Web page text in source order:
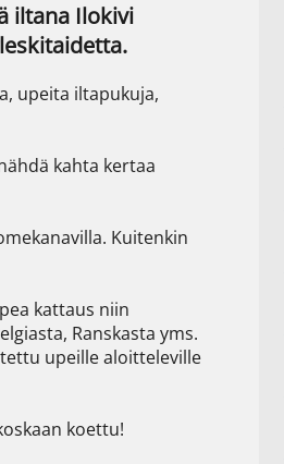
iltana Ilokivi
upeita iltapukuja,
kahta kertaa
Kuitenkin
kattaus niin
Ranskasta yms.
upeille aloitteleville
koettu!